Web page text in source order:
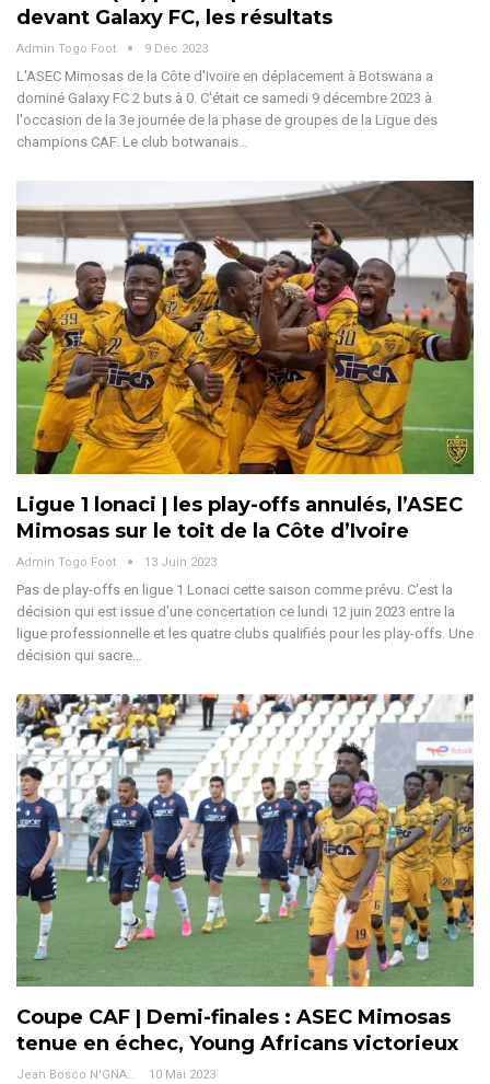
devant Galaxy FC, les résultats
Admin Togo Foot 9 Déc 2023
L'ASEC Mimosas de la Côte d'Ivoire en déplacement à Botswana a
dominé Galaxy FC 2 buts à 0. C'était ce samedi 9 décembre 2023 à
l'occasion de la 3e journée de la phase de groupes de la Ligue des
champions CAF. Le club botwanais…
Ligue 1 lonaci | les play-offs annulés, l’ASEC
Mimosas sur le toit de la Côte d’Ivoire
Admin Togo Foot 13 Juin 2023
Pas de play-offs en ligue 1 Lonaci cette saison comme prévu. C'est la
décision qui est issue d'une concertation ce lundi 12 juin 2023 entre la
ligue professionnelle et les quatre clubs qualifiés pour les play-offs. Une
décision qui sacre…
Coupe CAF | Demi-finales : ASEC Mimosas
tenue en échec, Young Africans victorieux
Jean Bosco N'GNAMA 10 Mai 2023